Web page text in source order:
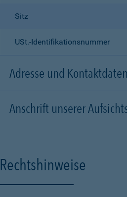
Sitz
USt.-Identifikationsnummer
Adresse und Kontaktdaten
Anschrift unserer
Rechtshinweise